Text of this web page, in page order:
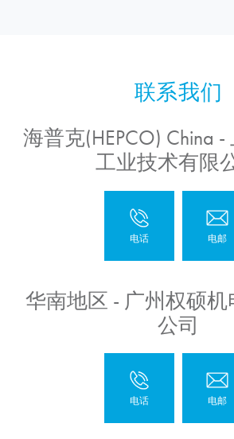
海普克(HEPCO) China
工业技术有限
华南地区 - 广州权硕机
公司